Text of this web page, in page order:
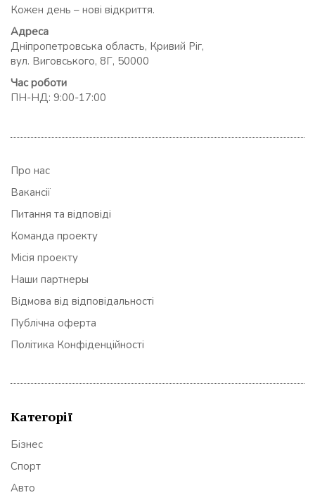
Кожен день – нові відкриття.
Адреса
Дніпропетровська область, Кривий Ріг,
вул. Виговського, 8Г, 50000
Час роботи
ПН-НД: 9:00-17:00
Про нас
Вакансії
Питання та відповіді
Команда проекту
Місія проекту
Наши партнеры
Відмова від відповідальності
Публічна оферта
Політика Конфіденційності
Категорії
Бізнес
Спорт
Авто